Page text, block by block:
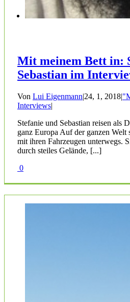
Mit meinem Bett in:
Sebastian im
Von Lui Eigenmann|24, 1, 2018|
Interviews|
Stefanie und Sebastian reisen als
ganz Europa Auf der ganzen Welt
mit ihren Fahrzeugen unterwegs.
durch steiles Gelände, [...]
0